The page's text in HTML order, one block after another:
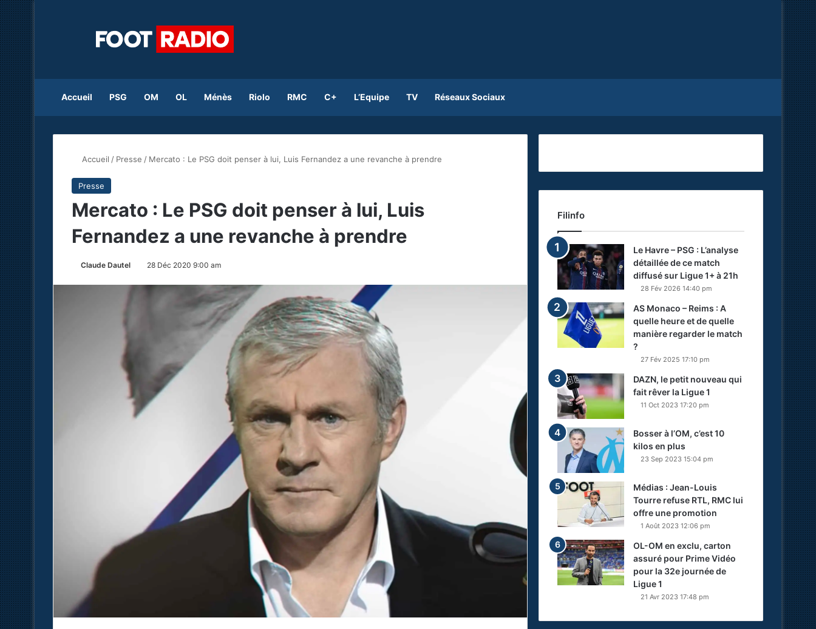
Accueil PSG OM OL Ménès Riolo RMC C+ L’Equipe TV Réseaux Sociaux
Accueil / Presse / Mercato : Le PSG doit penser à lui, Luis Fernandez a une revanche à prendre
Presse
Mercato : Le PSG doit penser à lui, Luis
Fernandez a une revanche à prendre
Claude Dautel 28 Déc 2020 9:00 am
Filinfo
Le Havre – PSG : L’analyse
détaillée de ce match
diffusé sur Ligue 1+ à 21h
28 Fév 2026 14:40 pm
AS Monaco – Reims : A
quelle heure et de quelle
manière regarder le match
?
27 Fév 2025 17:10 pm
DAZN, le petit nouveau qui
fait rêver la Ligue 1
11 Oct 2023 17:20 pm
Bosser à l’OM, c’est 10
kilos en plus
23 Sep 2023 15:04 pm
Médias : Jean-Louis
Tourre refuse RTL, RMC lui
offre une promotion
1 Août 2023 12:06 pm
OL-OM en exclu, carton
assuré pour Prime Vidéo
pour la 32e journée de
Ligue 1
21 Avr 2023 17:48 pm